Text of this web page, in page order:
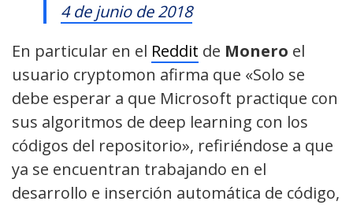
4 de junio de 2018
En particular en el Reddit de Monero el
usuario cryptomon afirma que «Solo se
debe esperar a que Microsoft practique con
sus algoritmos de deep learning con los
códigos del repositorio», refiriéndose a que
ya se encuentran trabajando en el
desarrollo e inserción automática de código,